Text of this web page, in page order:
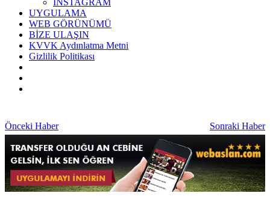
INSTAGRAM
UYGULAMA
WEB GÖRÜNÜMÜ
BİZE ULAŞIN
KVVK Aydınlatma Metni
Gizlilik Politikası
Önceki Haber Sonraki Haber